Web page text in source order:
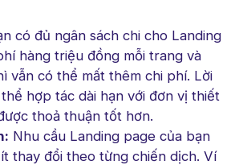
có đủ ngân sách chi cho Landing
hàng triệu đồng mỗi trang và
vẫn có thể mất thêm chi phí. Lời
hợp tác dài hạn với đơn vị thiết
thoả thuận tốt hơn.
Nhu cầu Landing page của bạn
thay đổi theo từng chiến dịch. Ví